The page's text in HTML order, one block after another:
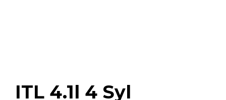
ITL 4.1l 4 Syl